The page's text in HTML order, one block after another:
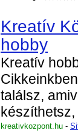
Kreatív
hobby
Kreatív
találsz,
kreativkozpont.hu -